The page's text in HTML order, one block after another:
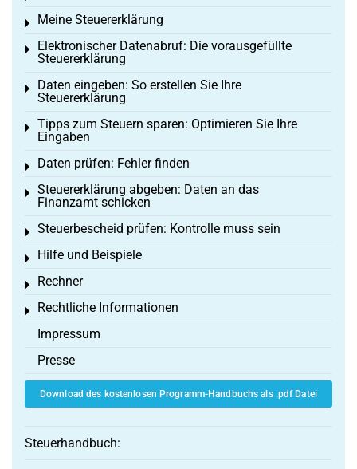
Meine Steuererklärung
Toggle menu
Elektronischer Datenabruf: Die vorausgefüllte
Steuererklärung
Toggle menu
Daten eingeben: So erstellen Sie Ihre
Steuererklärung
Toggle menu
Tipps zum Steuern sparen: Optimieren Sie Ihre
Eingaben
Toggle menu
Daten prüfen: Fehler finden
Toggle menu
Steuererklärung abgeben: Daten an das
Finanzamt schicken
Toggle menu
Steuerbescheid prüfen: Kontrolle muss sein
Toggle menu
Hilfe und Beispiele
Toggle menu
Rechner
Toggle menu
Rechtliche Informationen
Toggle menu
Impressum
Presse
Download des kostenlosen Programm-Handbuchs als .pdf Datei
Steuerhandbuch: